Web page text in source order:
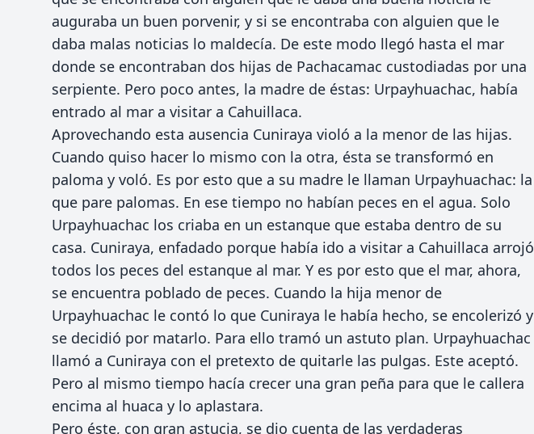
auguraba un buen porvenir, y si se encontraba con alguien que le
daba malas noticias lo maldecía. De este modo llegó hasta el mar
donde se encontraban dos hijas de Pachacamac custodiadas por una
serpiente. Pero poco antes, la madre de éstas: Urpayhuachac, había
entrado al mar a visitar a Cahuillaca.
Aprovechando esta ausencia Cuniraya violó a la menor de las hijas.
Cuando quiso hacer lo mismo con la otra, ésta se transformó en
paloma y voló. Es por esto que a su madre le llaman Urpayhuachac: la
que pare palomas. En ese tiempo no habían peces en el agua. Solo
Urpayhuachac los criaba en un estanque que estaba dentro de su
casa. Cuniraya, enfadado porque había ido a visitar a Cahuillaca arrojó
todos los peces del estanque al mar. Y es por esto que el mar, ahora,
se encuentra poblado de peces. Cuando la hija menor de
Urpayhuachac le contó lo que Cuniraya le había hecho, se encolerizó y
se decidió por matarlo. Para ello tramó un astuto plan. Urpayhuachac
llamó a Cuniraya con el pretexto de quitarle las pulgas. Este aceptó.
Pero al mismo tiempo hacía crecer una gran peña para que le callera
encima al huaca y lo aplastara.
Pero éste, con gran astucia, se dio cuenta de las verdaderas